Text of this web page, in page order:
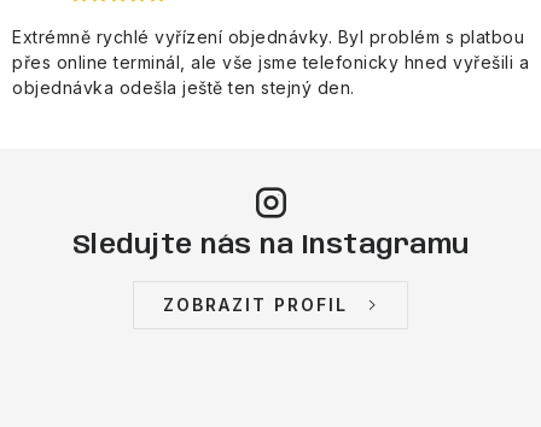
Extrémně rychlé vyřízení objednávky. Byl problém s platbou
přes online terminál, ale vše jsme telefonicky hned vyřešili a
objednávka odešla ještě ten stejný den.
Sledujte nás na Instagramu
ZOBRAZIT PROFIL